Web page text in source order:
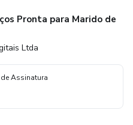
Pronta para Marido de
Ltda
Assinatura